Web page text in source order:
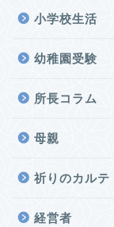
小学校生活
幼稚園受験
所長コラム
母親
祈りのカルテ
経営者